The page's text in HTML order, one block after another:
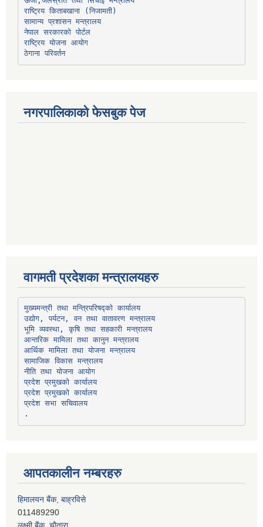
सामान्य प्रशासन मन्त्रालय
नेपाल सरकारको पोर्टल
राष्ट्रिय योजना आयोग
ठेगाना परिवर्तन
नगरपालिकाको फेसबुक पेज
वागमती प्रदेशका मन्त्रालयहरु
मुख्यमन्त्री तथा मन्त्रिपरिषद्को कार्यालय
उद्योग, पर्यटन, वन तथा वातावरण मन्त्रालय
भूमि व्यवस्था, कृषि तथा सहकारी मन्त्रालय
आन्तरिक मामिला तथा कानुन मन्त्रालय
आर्थिक मामिला तथा योजना मन्त्रालय
सामाजिक विकास मन्त्रालय
नीति तथा योजना आयोग
प्रदेश प्रमुखको कार्यालय
प्रदेश प्रमुखको कार्यालय
प्रदेश सभा सचिवालय
आपतकालीन नम्बरहरु
हिमालयन बैंक, बाह्रविसे
011489290